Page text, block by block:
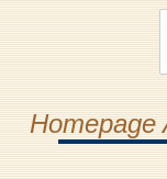
Homepage